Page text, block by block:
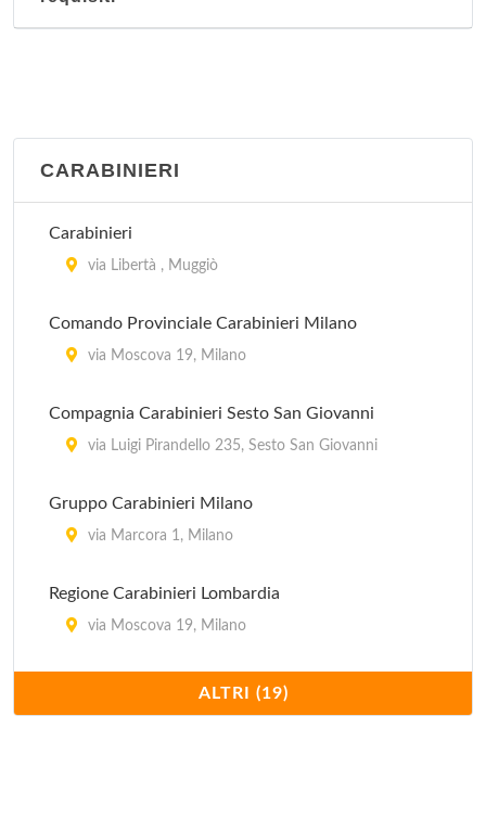
CARABINIERI
Carabinieri
via Libertà , Muggiò
Comando Provinciale Carabinieri Milano
via Moscova 19, Milano
Compagnia Carabinieri Sesto San Giovanni
via Luigi Pirandello 235, Sesto San Giovanni
Gruppo Carabinieri Milano
via Marcora 1, Milano
Regione Carabinieri Lombardia
via Moscova 19, Milano
Stazione Carabinieri Aeroporto Milano Linate
viale Enrico Forlanini (all'interno dell'Aeroporto
ALTRI (19)